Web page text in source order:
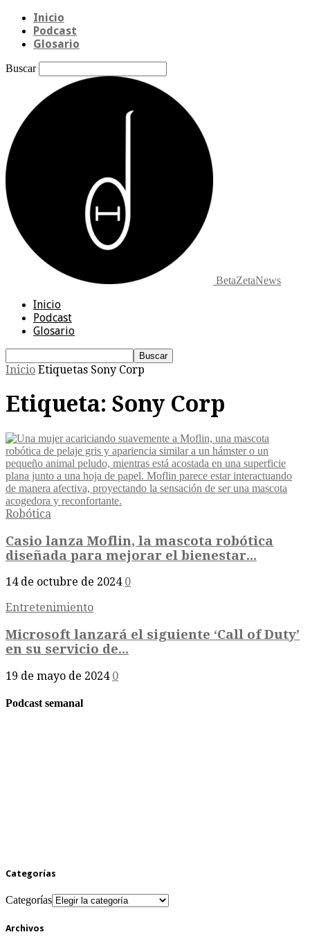
Inicio
Podcast
Glosario
Buscar
BetaZetaNews
Inicio
Podcast
Glosario
Inicio Etiquetas Sony Corp
Etiqueta: Sony Corp
Robótica
Casio lanza Moflin, la mascota robótica
diseñada para mejorar el bienestar...
14 de octubre de 2024 0
Entretenimiento
Microsoft lanzará el siguiente ‘Call of Duty’
en su servicio de...
19 de mayo de 2024 0
Podcast semanal
Categorías
Categorías
Archivos